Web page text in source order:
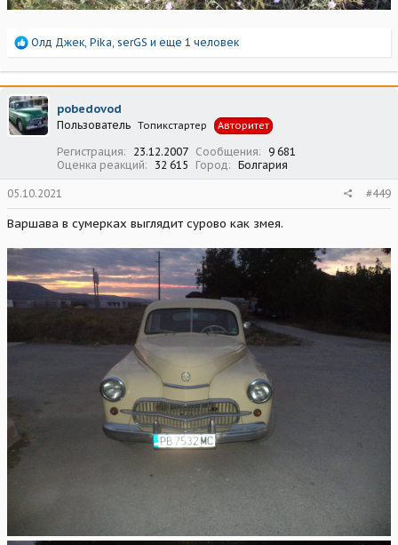
Р
а
к
ц
и
и
Олд Джек, Pika, serGS и еще 1 человек
pobedovod
Пользователь Топикстартер Авторитет
Регистрация 23.12.2007 Сообщения
9 681
Оценка реакций
32 615 Город Болгария
05.10.2021 #449
Варшава в сумерках выглядит сурово как змея.